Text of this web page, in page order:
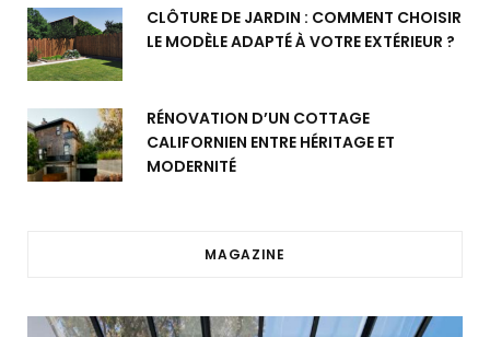
CLÔTURE DE JARDIN : COMMENT CHOISIR
LE MODÈLE ADAPTÉ À VOTRE EXTÉRIEUR ?
RÉNOVATION D’UN COTTAGE
CALIFORNIEN ENTRE HÉRITAGE ET
MODERNITÉ
MAGAZINE